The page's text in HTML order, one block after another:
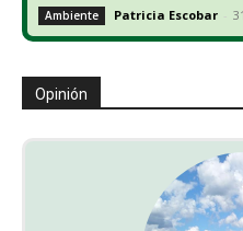
Ambiente Patricia Escobar -
Opinión